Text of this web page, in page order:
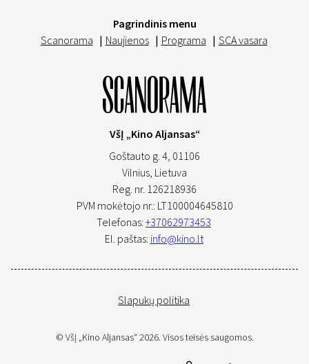
Pagrindinis menu
Scanorama | Naujienos | Programa | SCA vasara
VšĮ „Kino Aljansas“
Goštauto g. 4, 01106
Vilnius, Lietuva
Reg. nr. 126218936
PVM mokėtojo nr.: LT100004645810
Telefonas: +37062973453
El. paštas: info@kino.lt
Slapukų politika
© VšĮ „Kino Aljansas“ 2026. Visos teisės saugomos.